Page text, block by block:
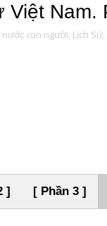
Việt Nam.
con người, Lịch Sử,
] [ Phần 3 ]